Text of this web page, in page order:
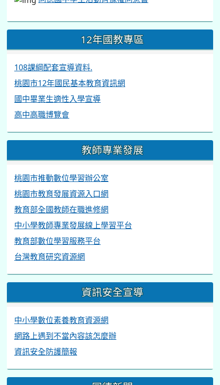
桃園市推動數位學習辦公室
桃園市教育發展資源入口網
教育部全國教師在職進修網
中小學教師專業發展線上學習平台
教育部數位學習服務平台
台灣教育研究資源網
資訊安全宣導
中小學數位素養教育資源網
網路上遇到不當內容該怎麼辦
資訊安全防護簡報
同德新聞
藝文特區四校聯合美展 AI科技結合創作吸睛
桃園教育局公布「國中會考成績」 同德等5校學生分享
多元適性亮眼成果
教育薪火相傳 校長布達典禮87人異動│T-NEWS聯播網
聚焦智慧創新 桃園市舉辦113學年校長布達典禮
桃市各級學校校長布達典禮登場 張善政：孕育更多傑出
桃園總統教育獎初審 10人獲表揚